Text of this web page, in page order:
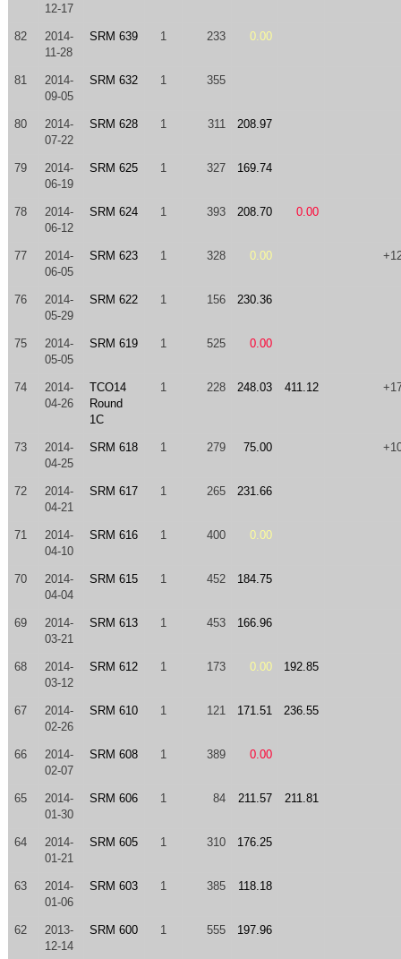
12-17
82
2014-
11-28
SRM 639 1 233 0.00
81
2014-
09-05
SRM 632 1 355
80
2014-
07-22
SRM 628 1 311 208.97
79
2014-
06-19
SRM 625 1 327 169.74
78
2014-
06-12
SRM 624 1 393 208.70 0.00
77
2014-
06-05
SRM 623 1 328 0.00
76
2014-
05-29
SRM 622 1 156 230.36
75
2014-
05-05
SRM 619 1 525 0.00
74
2014-
04-26
TCO14
Round
1C
1 228 248.03 411.12
73
2014-
04-25
SRM 618 1 279 75.00
72
2014-
04-21
SRM 617 1 265 231.66
71
2014-
04-10
SRM 616 1 400 0.00
70
2014-
04-04
SRM 615 1 452 184.75
69
2014-
03-21
SRM 613 1 453 166.96
68
2014-
03-12
SRM 612 1 173 0.00 192.85
67
2014-
02-26
SRM 610 1 121 171.51 236.55
66
2014-
02-07
SRM 608 1 389 0.00
65
2014-
01-30
SRM 606 1 84 211.57 211.81
64
2014-
01-21
SRM 605 1 310 176.25
63
2014-
01-06
SRM 603 1 385 118.18
62
2013-
12-14
SRM 600 1 555 197.96